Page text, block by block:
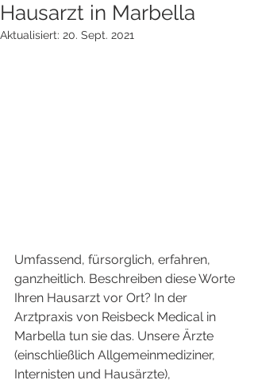
Hausarzt in Marbella
Aktualisiert: 20. Sept. 2021
Umfassend, fürsorglich, erfahren,
ganzheitlich. Beschreiben diese Worte
Ihren Hausarzt vor Ort? In der
Arztpraxis von Reisbeck Medical in
Marbella tun sie das. Unsere Ärzte
(einschließlich Allgemeinmediziner,
Internisten und Hausärzte),